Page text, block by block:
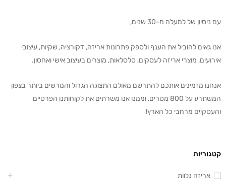
עם ניסיון של למעלה מ-30 שנים,
אנו גאים להוביל את הענף ולספק פתרונות אריזה, דקורציה, שקיות, עיצובי
אירועים, מוצרי אריזה לעסקים, סלסלאות, מוצרים בעיצוב אישי ואחסון.
אנחנו מזמינים אותכם להתרשם מאולם התצוגה הגדול והמרשים ביותר בצפון
המשתרע על 800 מטרים, וממנו אנו משרתים את לקוחותנו הפרטיים
והעסקיים מרחבי כל הארץ!
קטגוריות
אריזה נלוות